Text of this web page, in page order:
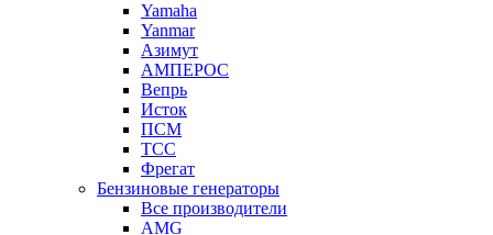
Yamaha
Yanmar
Азимут
АМПЕРОС
Вепрь
Исток
ПСМ
ТСС
Фрегат
Бензиновые генераторы
Все производители
AMG